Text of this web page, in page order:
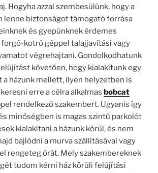
Hogyha azzal szembesülünk, hogy a
lenne biztonságot támogató forrása
és gyepünknek érdemes
kotró géppel talajjavítási vagy
végrehajtani. Gondolkodhatunk
követően, hogy kialakítunk egy
a házunk mellett, ilyen helyzetben is
erre a célra alkalmas bobcat
pel rendelkező szakembert. Ugyanis így
minőségben is magas szintű parkolót
kialakítani a házunk körül, és nem
bajlódni a murva szállításával vagy
rengeteg órát. Mely szakembereknek
tudom kérni ház körüli felújítási